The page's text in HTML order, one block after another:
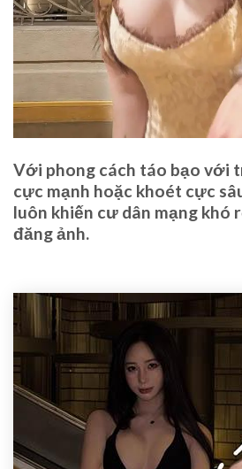
Với phong cách táo bạo với
cực mạnh hoặc khoét cực
luôn khiến cư dân mạng khó
đăng ảnh.